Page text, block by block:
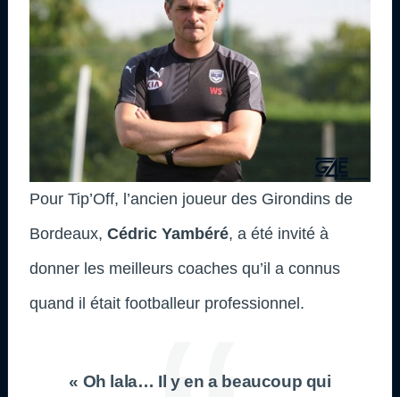
Pour Tip’Off, l’ancien joueur des Girondins de
Bordeaux, Cédric Yambéré, a été invité à
donner les meilleurs coaches qu’il a connus
quand il était footballeur professionnel.
« Oh lala… Il y en a beaucoup qui